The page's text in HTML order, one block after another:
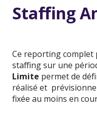
Staffing
Ce reporting complet
staffing sur une
Limite permet de
réalisé et
fixée au moins en